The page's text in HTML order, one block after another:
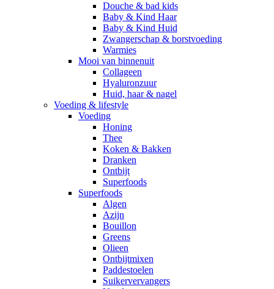
Douche & bad kids
Baby & Kind Haar
Baby & Kind Huid
Zwangerschap & borstvoeding
Warmies
Mooi van binnenuit
Collageen
Hyaluronzuur
Huid, haar & nagel
Voeding & lifestyle
Voeding
Honing
Thee
Koken & Bakken
Dranken
Ontbijt
Superfoods
Superfoods
Algen
Azijn
Bouillon
Greens
Olieen
Ontbijtmixen
Paddestoelen
Suikervervangers